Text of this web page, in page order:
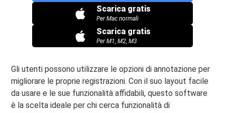
Scarica gratis
Per Mac normali
Scarica gratis
Per M1, M2, M3
Gli utenti possono utilizzare le opzioni di annotazione per
migliorare le proprie registrazioni. Con il suo layout facile
da usare e le sue funzionalità affidabili, questo software
è la scelta ideale per chi cerca funzionalità di